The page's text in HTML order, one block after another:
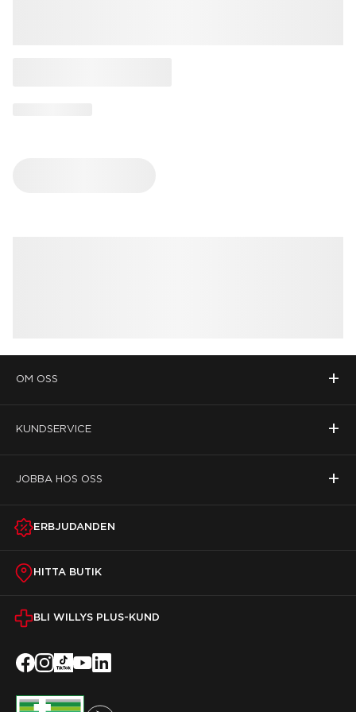
OM OSS +
KUNDSERVICE +
JOBBA HOS OSS +
ERBJUDANDEN
HITTA BUTIK
BLI WILLYS PLUS-KUND